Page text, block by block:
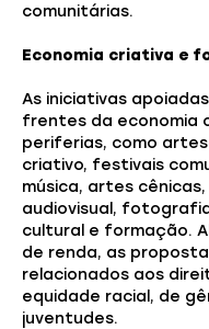
comunitárias.
Economia criativa e
As iniciativas
frentes da economia
periferias, como
criativo, festivais
música, artes
audiovisual,
cultural e formação.
de renda, as
relacionados aos
equidade racial, de
juventudes.